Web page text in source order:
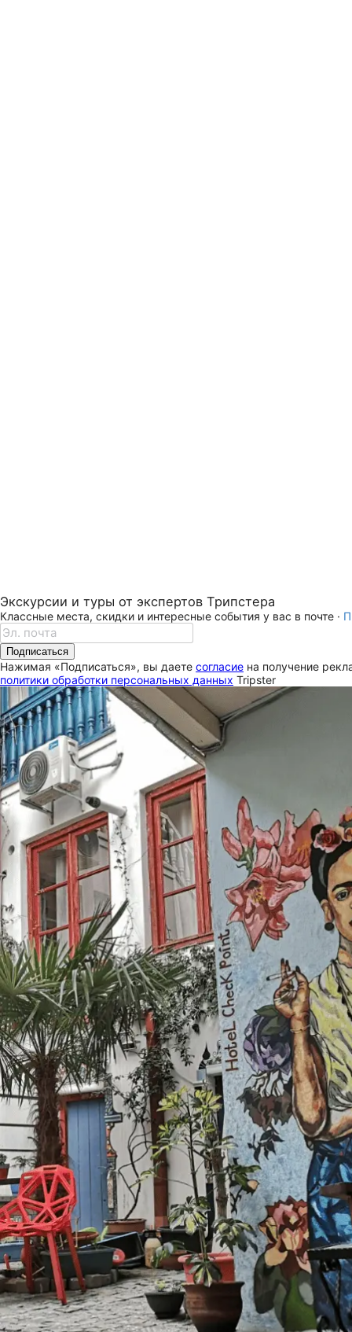
Экскурсии и туры от экспертов Трипстера
Классные места, скидки и интересные события у вас в почте ·
Подписаться
Нажимая «Подписаться», вы даете согласие на получение
политики обработки персональных данных Tripster